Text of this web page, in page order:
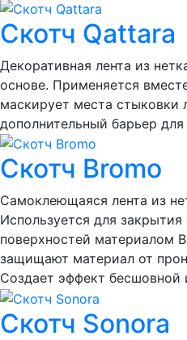
Скотч Qattara
Декоративная лента из
основе. Применяется
маскирует места стыковки
дополнительный барьер для
Скотч Bromo
Самоклеющаяся лента из
Используется для
поверхностей материалом
защищают материал от
Создает эффект бесшовной
Скотч Sonora